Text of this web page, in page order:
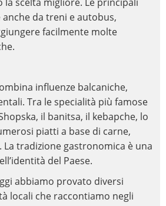
da treni e autobus,
facilmente molte
influenze balcaniche,
Tra le specialità più famose
il banitsa, il kebapche, lo
piatti a base di carne,
tradizione gastronomica è una
del Paese.
abbiamo provato diversi
locali che raccontiamo negli